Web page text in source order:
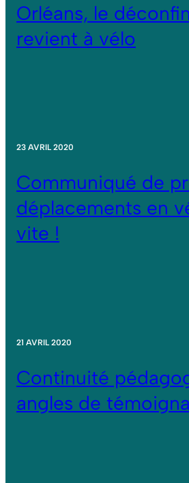
Orléans, le
revient à vélo
23 AVRIL 2020
Communiqué de
déplacements en
vite !
21 AVRIL 2020
Continuité
angles de